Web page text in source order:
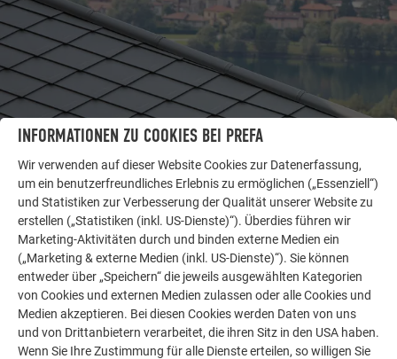
LASSEN SIE SICH INSPIRIEREN
WEITERE OBJEKTE
Die PREFA Referenzgalerie zeigt, wie vielseitig
Aluminium eingesetzt werden kann. Entdecken Sie
weitere beeindruckende Projekte mit den langlebigen
PREFA Aluminiumlösungen für Dach, Solar und
Fassade.
INFORMATIONEN ZU COOKIES BEI PREFA
Wir verwenden auf dieser Website Cookies zur Datenerfassung,
um ein benutzerfreundliches Erlebnis zu ermöglichen („Essenziell“)
und Statistiken zur Verbesserung der Qualität unserer Website zu
erstellen („Statistiken (inkl. US-Dienste)“). Überdies führen wir
Marketing-Aktivitäten durch und binden externe Medien ein
(„Marketing & externe Medien (inkl. US-Dienste)“). Sie können
entweder über „Speichern“ die jeweils ausgewählten Kategorien
von Cookies und externen Medien zulassen oder alle Cookies und
Medien akzeptieren. Bei diesen Cookies werden Daten von uns
und von Drittanbietern verarbeitet, die ihren Sitz in den USA haben.
Wenn Sie Ihre Zustimmung für alle Dienste erteilen, so willigen Sie